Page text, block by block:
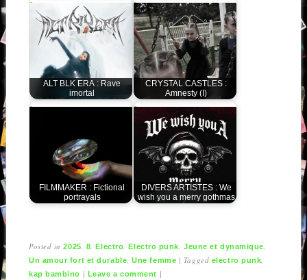
ALT BLK ERA : Rave
imortal
CRYSTAL CASTLES :
Amnesty (I)
FILMMAKER : Fictional
portrayals
DIVERS ARTISTES : We
wish you a merry gothmas
Posted in2025, 8,Electro,Electro punk,Jeune et dynamique,
Un amour fort et durable,Une femme | Tagged electro punk,
kap bambino | Leave a comment |